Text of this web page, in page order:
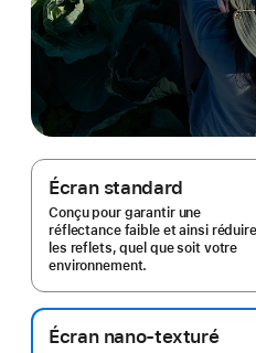
Écran standard
Conçu pour garantir une
réflectance faible et ainsi réduire
les reflets, quel que soit votre
environnement.
Écran nano-texturé